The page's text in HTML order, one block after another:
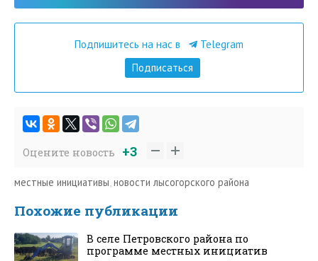
Подпишитесь на нас в
Telegram
Подписаться
Оцените новость +3
местные инициативы,новости лысогорского района
Похожие публикации
В селе Петровского района по
программе местных инициатив